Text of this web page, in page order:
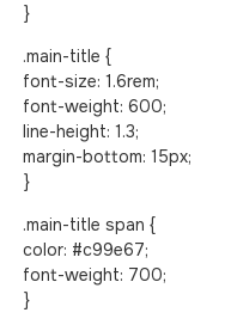
}
.main-title {
font-size: 1.6rem;
font-weight: 600;
line-height: 1.3;
margin-bottom: 15px;
}
.main-title span {
color: #c99e67;
font-weight: 700;
}